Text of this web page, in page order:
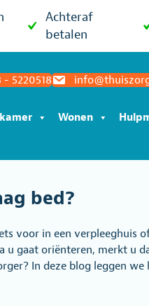
Achteraf
betalen
- 5220518
Wonen
bed?
voor in een verpleeghuis
gaat oriënteren, merkt u
In deze blog leggen